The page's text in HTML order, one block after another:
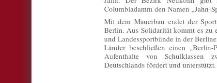
Columbiadamm den Namen „Jahn-
Mit dem Mauerbau endet der
Berlin. Aus Solidarität kommt es zu
und Landessportbünde in der
Länder beschließen einen „Berlin-
Aufenthalte von Schulklassen
Deutschlands fördert und unterstützt.